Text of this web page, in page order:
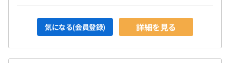
気になる(会員登録) 詳細を見る